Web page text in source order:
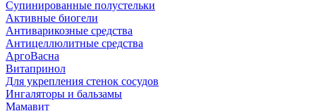
Супинированные полустельки
Активные биогели
Антиварикозные средства
Антицеллюлитные средства
АргоВасна
Витапринол
Для укрепления стенок сосудов
Ингаляторы и бальзамы
Мамавит